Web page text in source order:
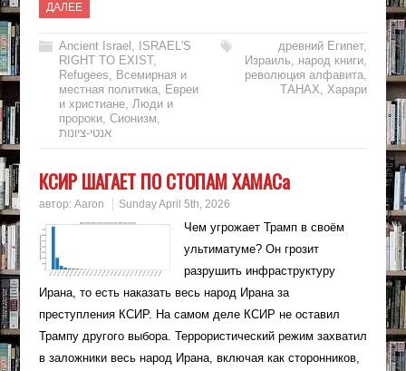
ДАЛЕЕ
Ancient Israel ,
ISRAEL'S
RIGHT TO EXIST,
Refugees, Всемирная и
местная политика, Евреи
и христиане, Люди и
пророки, Сионизм,
אנטי-ציונות
древний Египет,
Израиль, народ книги,
революция алфавита,
ТАНАХ,Харари
КСИР ШАГАЕТ ПО СТОПАМ ХАМАСа
автор: Aaron Sunday April 5th, 2026
Чем угрожает Трамп в своём
ультиматуме? Он грозит
разрушить инфраструктуру
Ирана, то есть наказать весь народ Ирана за
преступления КСИР. На самом деле КСИР не оставил
Трампу другого выбора. Террористический режим захватил
в заложники весь народ Ирана, включая как сторонников,